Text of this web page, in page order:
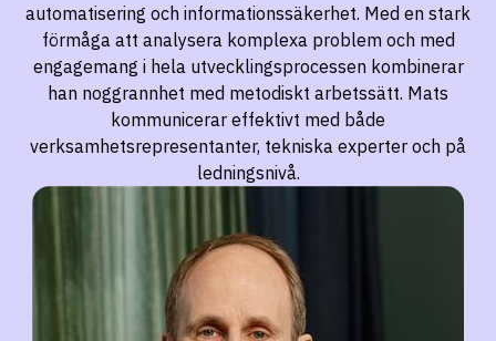
automatisering och informationssäkerhet. Med en stark
förmåga att analysera komplexa problem och med
engagemang i hela utvecklingsprocessen kombinerar
han noggrannhet med metodiskt arbetssätt. Mats
kommunicerar effektivt med både
verksamhetsrepresentanter, tekniska experter och på
ledningsnivå.